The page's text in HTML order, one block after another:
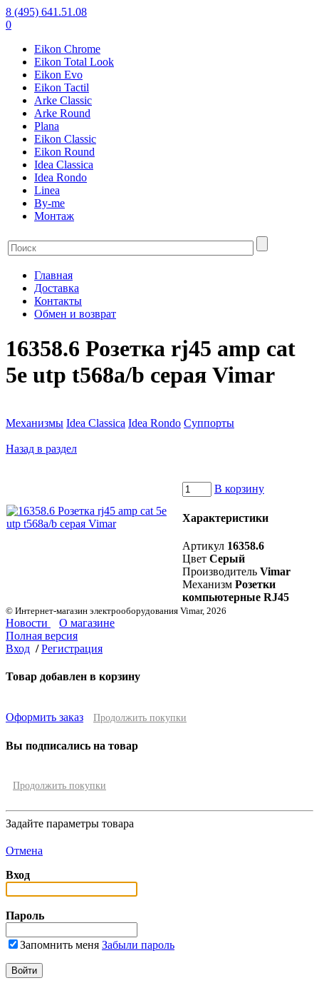
8 (495) 641.51.08
0
Eikon Chrome
Eikon Total Look
Eikon Evo
Eikon Tactil
Arke Classic
Arke Round
Plana
Eikon Classic
Eikon Round
Idea Classica
Idea Rondo
Linea
By-me
Монтаж
Главная
Доставка
Контакты
Обмен и возврат
16358.6 Розетка rj45 amp cat
5e utp t568a/b серая Vimar
Механизмы Idea Classica Idea Rondo Суппорты
Назад в раздел
В корзину
Характеристики
Артикул 16358.6
Цвет Серый
Производитель Vimar
Механизм Розетки
компьютерные RJ45
© Интернет-магазин электрооборудования Vimar, 2026
Новости
О магазине
Полная версия
Вход / Регистрация
Товар добавлен в корзину
Оформить заказ Продолжить покупки
Вы подписались на товар
Продолжить покупки
Задайте параметры товара
Отмена
Вход
Пароль
Запомнить меня Забыли пароль